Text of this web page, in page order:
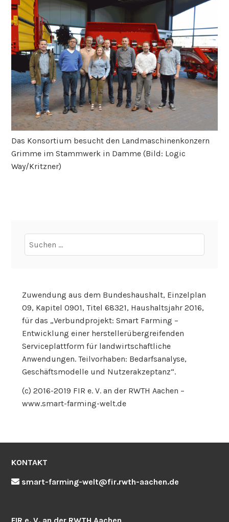
Das Konsortium besucht den Landmaschinenkonzern
Grimme im Stammwerk in Damme (Bild: Logic
Way/Kritzner)
nach:
Zuwendung aus dem Bundeshaushalt, Einzelplan
09, Kapitel 0901, Titel 68321, Haushaltsjahr 2016,
für das „Verbundprojekt: Smart Farming –
Entwicklung einer herstellerübergreifenden
Serviceplattform für landwirtschaftliche
Anwendungen. Teilvorhaben: Bedarfsanalyse,
Geschäftsmodelle und Nutzerakzeptanz“.
(c) 2016-2019 FIR e. V. an der RWTH Aachen –
www.smart-farming-welt.de
KONTAKT
smart-farming-welt@fir.rwth-aachen.de